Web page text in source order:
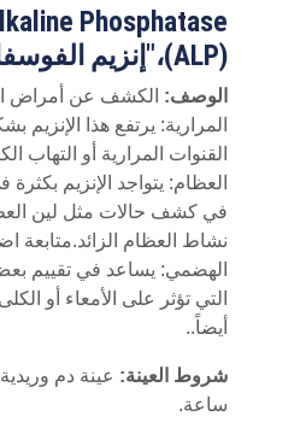
(ALP)،"إنزيم الفوسفاتاز القلوي"
الوصف: الكشف عن أمراض
المرارية: يرتفع هذا
القنوات المرارية أو
العظام: يتواجد الإنزيم
في كشف حالات مثل لين
نشاط العظام الزائد.متابعة
الهضمي: يساعد في تقييم
التي تؤثر على الأمعاء أو
أيضاً..
شروط العينة:
ساعة.